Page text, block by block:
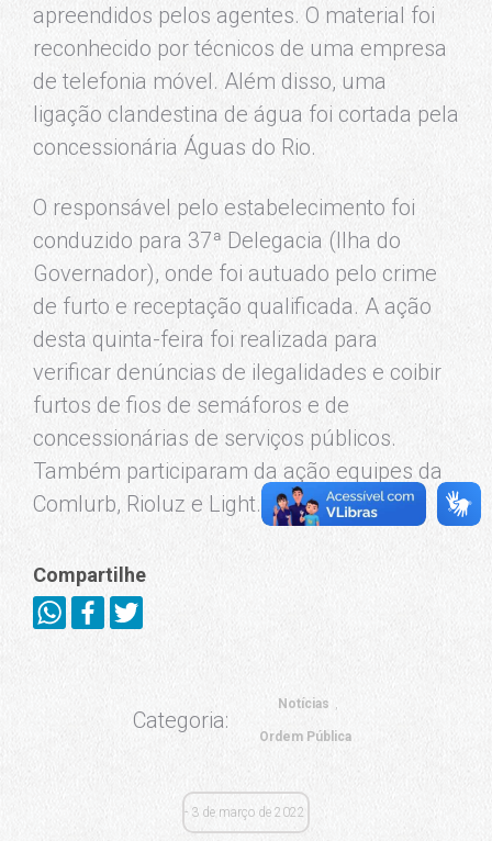
apreendidos pelos agentes. O material foi
reconhecido por técnicos de uma empresa
de telefonia móvel. Além disso, uma
ligação clandestina de água foi cortada pela
concessionária Águas do Rio.
O responsável pelo estabelecimento foi
conduzido para 37ª Delegacia (Ilha do
Governador), onde foi autuado pelo crime
de furto e receptação qualificada. A ação
desta quinta-feira foi realizada para
verificar denúncias de ilegalidades e coibir
furtos de fios de semáforos e de
concessionárias de serviços públicos.
Também participaram da ação equipes da
Comlurb, Rioluz e Light.
Compartilhe
Categoria:
Notícias
Ordem Pública
3 de março de 2022